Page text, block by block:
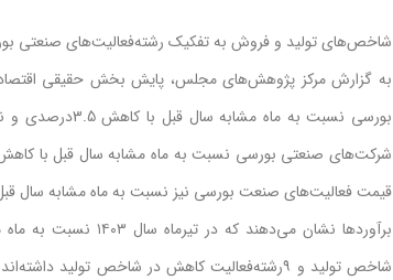
شاخص‌‌‌های‌‌‌ تولید و فروش به‌‌‌ تفکیک‌‌‌ رشته‌‌‌فعالیت‌‌‌های‌‌‌ صنعتی‌‌‌
قیمت‌‌‌ فعالیت‌‌‌های‌‌‌ صنعت بورسی‌‌‌ نیز نسبت‌‌‌ به‌‌‌ ماه مشابه‌‌‌ سال قبل‌‌‌ ٢٦‌درصد و نسبت‌‌‌ به‌‌‌ ماه قبل‌‌‌ 1.4‌درصد افزایش‌‌‌ یافته‌‌‌
شاخص‌‌‌ تولید و ٩رشته‌‌‌فعالیت‌‌‌ کاهش‌‌‌ در شاخص‌‌‌